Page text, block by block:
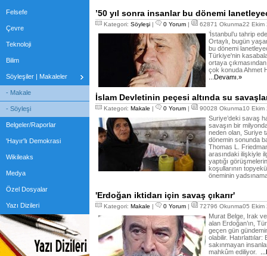
Felsefe
Çevre
Teknoloji
Bilim
Söyleşiler | Makaleler
- Makale
- Söyleşi
Belgeler/Raporlar
'Hayır'lı Demokrasi
Wikileaks
Medya
Özel Dosyalar
Yazı Dizileri
’50 yıl sonra insanlar bu dönemi
Kategori: Söyleşi | 0 Yorum | 62871 Okunma22
’İstanbul’u tahrip
Ortaylı, bugün
bu dönemi
Türkiye'nin
ortaya
çok konuda Ahmet
...Devamı.»
İslam Devletinin peçesi altında su
Kategori: Makale | 0 Yorum | 90028 Okunma10
Suriye’deki savaş
savaşın bir
neden olan, Suriye
dönemin sonunda
Thomas L.
arasındaki ilişkiyle
yaptığı
koşullarının
öneminin
'Erdoğan iktidarı için savaş çıkarır'
Kategori: Makale | 0 Yorum | 72796 Okunma05
Murat Belge, Irak
alan Erdoğan’ın,
geçen gün
olabilir.
sakınmayan
mahkûm ediliyor.